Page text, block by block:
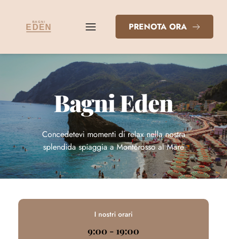
PRENOTA ORA
Bagni Eden
Concedetevi momenti di relax nella nostra
splendida spiaggia a Monterosso al Mare
I nostri orari
9:00 - 19:00